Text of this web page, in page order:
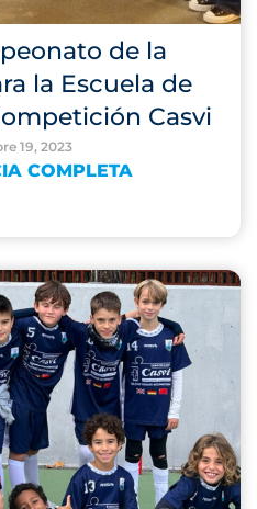
de la
la Escuela de
Casvi
19, 2023
COMPLETA